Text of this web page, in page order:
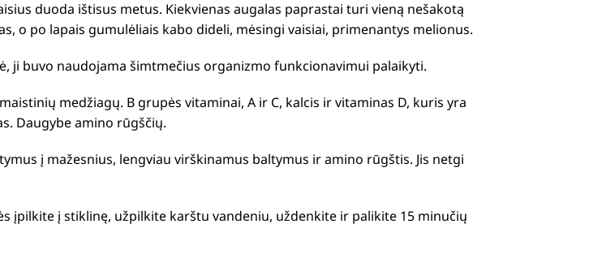
duoda ištisus metus. Kiekvienas augalas paprastai turi vieną nešakotą
o po lapais gumulėliais kabo dideli, mėsingi vaisiai, primenantys melionus.
ji buvo naudojama šimtmečius organizmo funkcionavimui palaikyti.
medžiagų. B grupės vitaminai, A ir C, kalcis ir vitaminas D, kuris yra
Daugybe amino rūgščių.
į mažesnius, lengviau virškinamus baltymus ir amino rūgštis. Jis netgi
įpilkite į stiklinę, užpilkite karštu vandeniu, uždenkite ir palikite 15 minučių